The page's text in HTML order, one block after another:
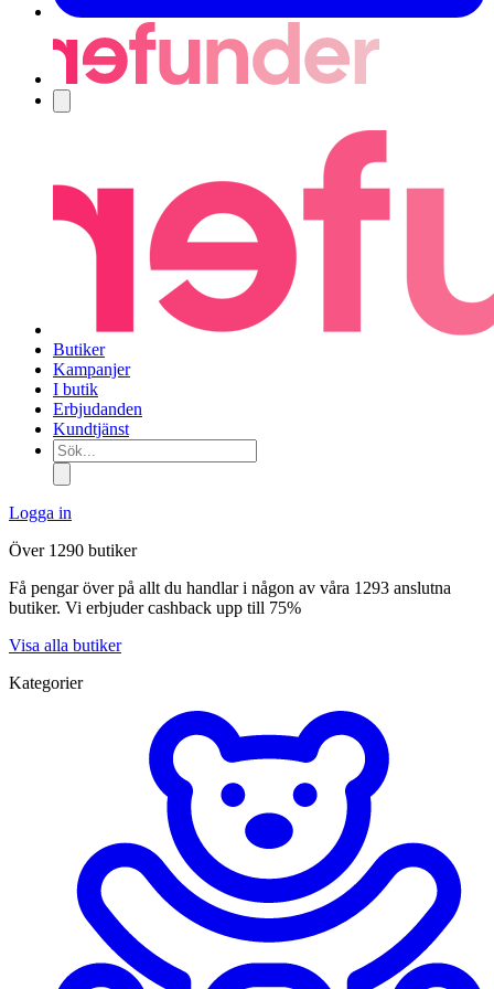
Butiker
Kampanjer
I butik
Erbjudanden
Kundtjänst
Sök...
Logga in
Över 1290 butiker
Få pengar över på allt du handlar i någon av våra 1293 anslutna
butiker. Vi erbjuder cashback upp till 75%
Visa alla butiker
Kategorier